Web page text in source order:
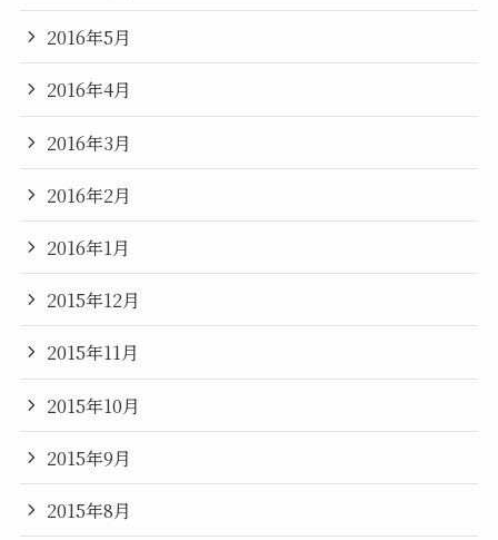
2016年5月
2016年4月
2016年3月
2016年2月
2016年1月
2015年12月
2015年11月
2015年10月
2015年9月
2015年8月